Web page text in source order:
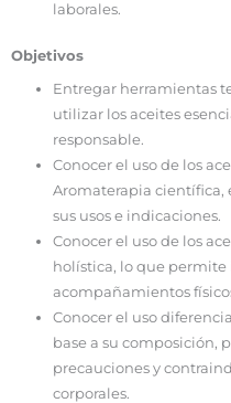
laborales.
Objetivos
Entregar herramientas
utilizar los aceites
responsable.
Conocer el uso de los
Aromaterapia
sus usos e indicaciones.
Conocer el uso de los
holística, lo que permite
acompañamientos
Conocer el uso
base a su composición,
precauciones y
corporales.